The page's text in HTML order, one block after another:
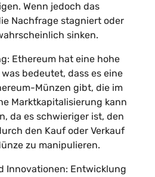
Wenn jedoch das
Nachfrage stagniert oder
sinken.
Ethereum hat eine hohe
bedeutet, dass es eine
Münzen gibt, die im
Marktkapitalisierung kann
da es schwieriger ist, den
den Kauf oder Verkauf
zu manipulieren.
Innovationen: Entwicklung